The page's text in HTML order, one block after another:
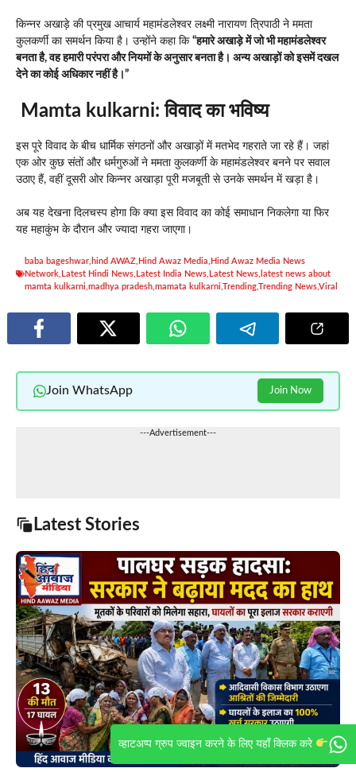
व्हाटअप्प ग्रुप ज्वाइन करने के लिए यहाँ क्लिक करे
किन्नर अखाड़े की प्रमुख आचार्य महामंडलेश्वर लक्ष्मी नारायण त्रिपाठी ने ममता
कुलकर्णी का समर्थन किया है। उन्होंने कहा कि “हमारे अखाड़े में जो भी महामंडलेश्वर
बनता है, वह हमारी परंपरा और नियमों के अनुसार बनता है। अन्य अखाड़ों को इसमें दखल
देने का कोई अधिकार नहीं है।”
Mamta kulkarni:विवाद का भविष्य
इस पूरे विवाद के बीच धार्मिक संगठनों और अखाड़ों में मतभेद गहराते जा रहे हैं। जहां
एक ओर कुछ संतों और धर्मगुरुओं ने ममता कुलकर्णी के महामंडलेश्वर बनने पर सवाल
उठाए हैं, वहीं दूसरी ओर किन्नर अखाड़ा पूरी मजबूती से उनके समर्थन में खड़ा है।
अब यह देखना दिलचस्प होगा कि क्या इस विवाद का कोई समाधान निकलेगा या फिर
यह महाकुंभ के दौरान और ज्यादा गहरा जाएगा।
baba bageshwar hind AWAZ Hind Awaz Media Hind Awaz Media News
Network Latest Hindi News Latest India News Latest News latest news about
mamta kulkarni madhya pradesh mamata kulkarni TrendingTrending NewsViral
Join WhatsApp Join Now
---Advertisement---
Latest Stories